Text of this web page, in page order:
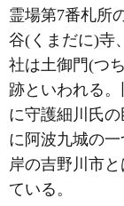
霊場第7番札所
谷(くまだに)寺
社は土御門(つ
跡といわれる
に守護細川氏
に阿波九城の一
岸の吉野川市
ている。